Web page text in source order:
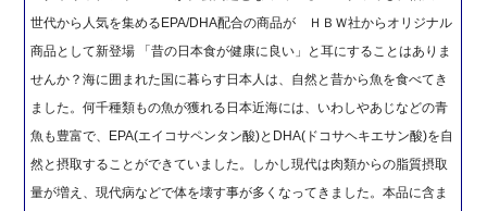
世代から人気を集めるEPA/DHA配合の商品が ＨＢＷ社からオリジナル
商品として新登場 「昔の日本食が健康に良い」と耳にすることはありま
せんか？海に囲まれた国に暮らす日本人は、自然と昔から魚を食べてき
ました。何千種類もの魚が獲れる日本近海には、いわしやあじなどの青
魚も豊富で、EPA(エイコサペンタン酸)とDHA(ドコサヘキエサン酸)を自
然と摂取することができていました。しかし現代は肉類からの脂質摂取
量が増え、現代病などで体を壊す事が多くなってきました。本品に含ま